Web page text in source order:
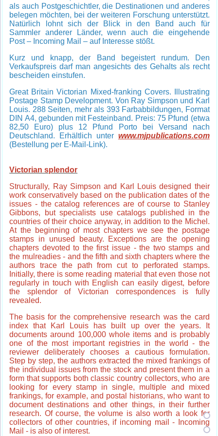
als auch Postgeschichtler, die Destinationen und anderes
belegen möchten, bei der weiteren Forschung unterstützt.
Natürlich lohnt sich der Blick in den Band auch für
Sammler anderer Länder, wenn auch die eingehende
Post – Incoming Mail – auf Interesse stößt.
Kurz und knapp, der Band begeistert rundum. Den
Verkaufspreis darf man angesichts des Gehalts als recht
bescheiden einstufen.
Great Britain Victorian Mixed-franking Covers. Illustrating
Postage Stamp Development. Von Ray Simpson und Karl
Louis. 288 Seiten, mehr als 393 Farbabbildungen, Format
DIN A4, gebunden mit Festeinband. Preis: 75 Pfund (etwa
82,50 Euro) plus 12 Pfund Porto bei Versand nach
Deutschland. Erhältlich unter www.mjpublications.com
(Bestellung per E-Mail-Link).
Victorian splendor
Structurally, Ray Simpson and Karl Louis designed their
work conservatively based on the publication dates of the
issues - the catalog references are of course to Stanley
Gibbons, but specialists use catalogs published in the
countries of their choice anyway, in addition to the Michel.
At the beginning of most chapters we see the postage
stamps in unused beauty. Exceptions are the opening
chapters devoted to the first issue - the two stamps and
the mulreadies - and the fifth and sixth chapters where the
authors trace the path from cut to perforated stamps.
Initially, there is some reading material that even those not
regularly in touch with English can easily digest, before
the splendor of Victorian correspondences is fully
revealed.
The basis for the comprehensive research was the card
index that Karl Louis has built up over the years. It
documents around 100,000 whole items and is probably
one of the most important registries in the world - the
reviewer deliberately chooses a cautious formulation.
Step by step, the authors extracted the mixed frankings of
the individual issues from the stock and present them in a
form that supports both classic country collectors, who are
looking for every stamp in single, multiple and mixed
frankings, for example, and postal historians, who want to
document destinations and other things, in their further
research. Of course, the volume is also worth a look for
collectors of other countries, if incoming mail - Incoming
Mail - is also of interest.